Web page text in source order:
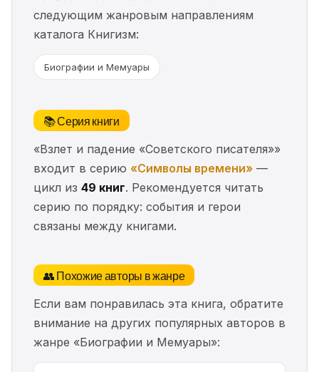
следующим жанровым направлениям
каталога Книгизм:
Биографии и Мемуары
📚 Серия книги
«Взлет и падение «Советского писателя»»
входит в серию «Символы времени» —
цикл из 49 книг. Рекомендуется читать
серию по порядку: события и герои
связаны между книгами.
👥 Похожие авторы в жанре
Если вам понравилась эта книга, обратите
внимание на других популярных авторов в
жанре «Биографии и Мемуары»: